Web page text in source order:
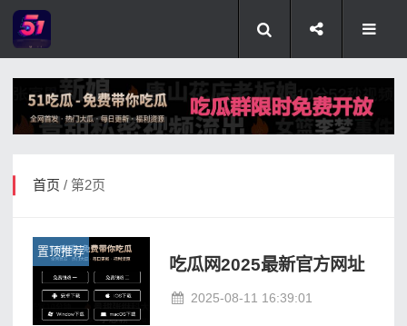
首页 / 第2页
置顶推荐
吃瓜网2025最新官方网址
2025-08-11 16:39:01